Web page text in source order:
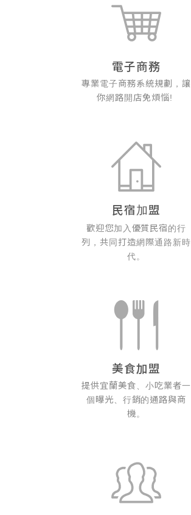
電子商務
專業電子商務系統規劃，讓
你網路開店免煩惱!
民宿加盟
歡迎您加入優質民宿的行
列，共同打造網際通路新時
代。
美食加盟
提供宜蘭美食、小吃業者一
個曝光、行銷的通路與商
機。